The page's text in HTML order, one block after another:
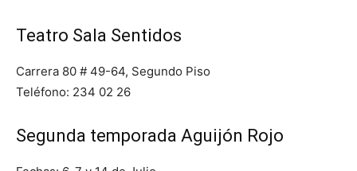
Teatro Sala Sentidos
Carrera 80 # 49-64, Segundo Piso
Teléfono: 234 02 26
Segunda temporada Aguijón Rojo